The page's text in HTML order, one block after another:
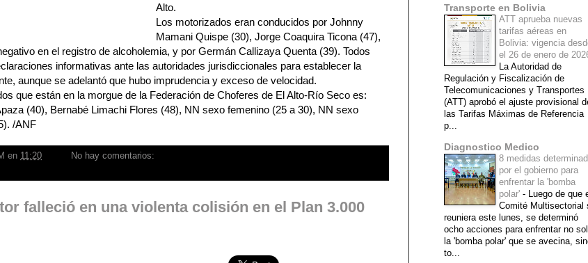
Alto.
Los motorizados eran conducidos por Johnny
Mamani Quispe (30), Jorge Coaquira Ticona (47),
en el registro de alcoholemia, y por Germán Callizaya Quenta (39). Todos
informativas ante las autoridades jurisdiccionales para establecer la
aunque se adelantó que hubo imprudencia y exceso de velocidad.
que están en la morgue de la Federación de Choferes de El Alto-Río Seco es:
(40), Bernabé Limachi Flores (48), NN sexo femenino (25 a 30), NN sexo
/ANF
en 11:20
No hay comentarios:
falleció en una violenta colisión en el Plan 3.000
Transporte en Bolivia
ATT aprueba nuevas
tarifas aéreas en
Bolivia: vigencia
el 26 de enero de
La Autoridad de
Regulación y Fiscalización de
Telecomunicaciones y Transportes
(ATT) aprobó el ajuste provisional
las Tarifas Máximas de Referencia
p...
Diagnostico Medico
8 medidas
por el gobierno para
enfrentar la 'bomba
polar' - Luego de que
Comité Multisectorial
reuniera este lunes, se determinó
ocho acciones para enfrentar no
la 'bomba polar' que se avecina,
to...